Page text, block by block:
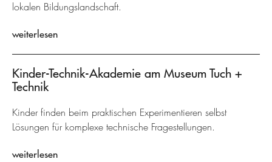
lokalen Bildungslandschaft.
weiterlesen
Kinder-Technik-Akademie am Museum Tuch +
Technik
Kinder finden beim praktischen Experimentieren selbst
Lösungen für komplexe technische Fragestellungen.
weiterlesen